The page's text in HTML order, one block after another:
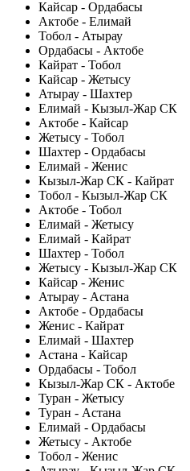
Кайсар - Ордабасы
Актобе - Елимай
Тобол - Атырау
Ордабасы - Актобе
Кайрат - Тобол
Кайсар - Жетысу
Атырау - Шахтер
Елимай - Кызыл-Жар СК
Актобе - Кайсар
Жетысу - Тобол
Шахтер - Ордабасы
Елимай - Женис
Кызыл-Жар СК - Кайрат
Тобол - Кызыл-Жар СК
Актобе - Тобол
Елимай - Жетысу
Елимай - Кайрат
Шахтер - Тобол
Жетысу - Кызыл-Жар СК
Кайсар - Женис
Атырау - Астана
Актобе - Ордабасы
Женис - Кайрат
Елимай - Шахтер
Астана - Кайсар
Ордабасы - Тобол
Кызыл-Жар СК - Актобе
Туран - Жетысу
Туран - Астана
Елимай - Ордабасы
Жетысу - Актобе
Тобол - Женис